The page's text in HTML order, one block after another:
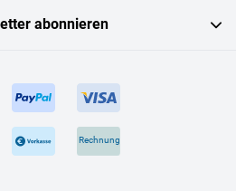
Rechnung
abonnieren